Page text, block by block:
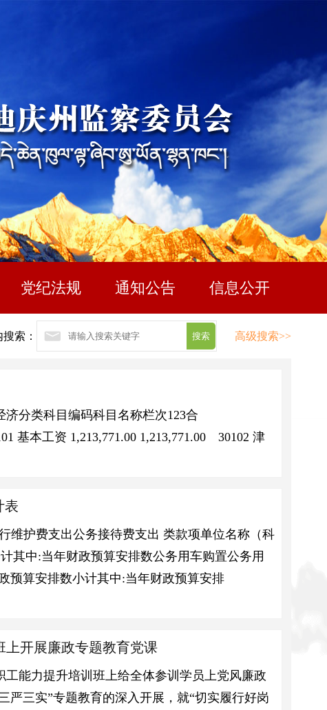
党纪法规 通知公告 信息公开
索： 高级搜索>>
分类科目编码科目名称栏次123合
本工资 1,213,771.00 1,213,771.00 30102 津
表
维护费支出公务接待费支出 类款项单位名称（科
其中:当年财政预算安排数公务用车购置公务用
算安排数小计其中:当年财政预算安排
上开展廉政专题教育党课
能力提升培训班上给全体参训学员上党风廉政
严三实”专题教育的深入开展，就“切实履行好岗